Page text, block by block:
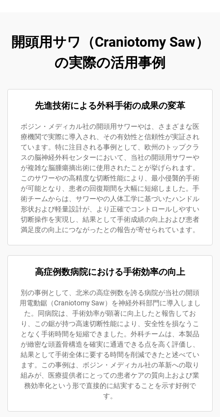
開頭用サワ（Craniotomy Saw）
の実際の活用事例
先進技術による外科手術の成果の変革
ボジン・メディカル社の開頭用サワーやは、さまざまな医
療機関で実際に導入され、その有効性と信頼性が実証され
ています。特に注目される事例として、欧州のトップクラ
スの脳神経外科センターにおいて、当社の開頭用サワーや
が複雑な脳腫瘍摘出術に使用されたことが挙げられます。
このサワーやの高精度な切断性能により、最小侵襲的手術
が可能となり、患者の回復期間を大幅に短縮しました。手
術チームからは、サワーやの人体工学に基づいたハンドル
形状および軽量設計が、より正確でコントロールしやすい
切断操作を実現し、結果として手術成績の向上および患者
満足度の向上につながったとの報告が寄せられています。
高症例数病院における手術効率の向上
別の事例として、北米の高症例数を誇る病院が当社の開頭
用電動鋸（Craniotomy Saw）を神経外科部門に導入しまし
た。同病院は、手術効率が顕著に向上したと報告してお
り、この鋸が持つ高速切断性能により、安全性を損なうこ
となく手術時間を短縮できました。外科チームは、本製品
が緻密な頭蓋骨構造を確実に通過できる点を高く評価し、
結果として手術全体に要する時間を削減できたと述べてい
ます。この事例は、ボジン・メディカル社の革新への取り
組みが、医療提供者にとっての患者ケアの質向上および業
務効率化という形で直接的に結実することを示す好例で
す。